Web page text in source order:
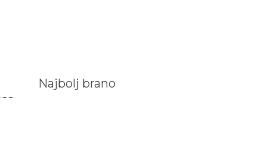
Najbolj brano